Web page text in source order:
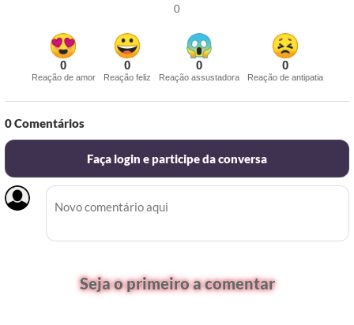
0
0
Reação de amor
0
Reação feliz
0
Reação assustadora
0
Reação de antipatia
0Comentários
Faça login e participe da conversa
Seja o primeiro a comentar